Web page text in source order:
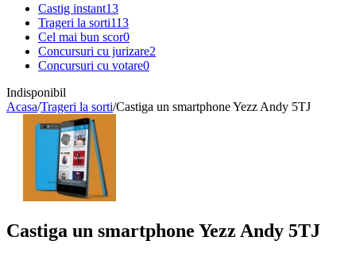
Castig instant13
Trageri la sorti113
Cel mai bun scor0
Concursuri cu jurizare2
Concursuri cu votare0
Indisponibil
Acasa/Trageri la sorti/Castiga un smartphone Yezz Andy 5TJ
Castiga un smartphone Yezz Andy 5TJ